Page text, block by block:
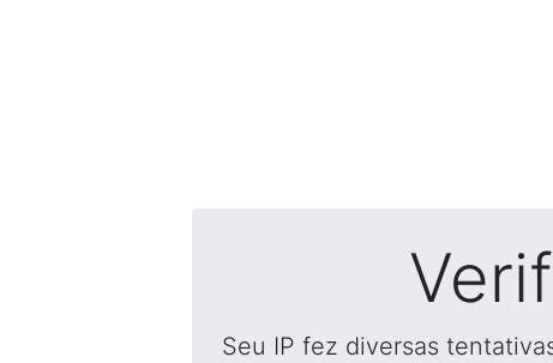
Seu IP fez diversas